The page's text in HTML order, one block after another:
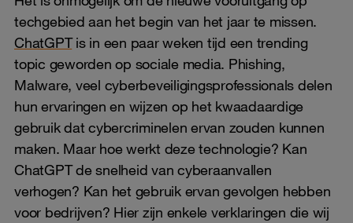
techgebied aan het begin van het jaar te missen.
ChatGPTis in een paar weken tijd een trending
topic geworden op sociale media. Phishing,
Malware, veel cyberbeveiligingsprofessionals delen
hun ervaringen en wijzen op het kwaadaardige
gebruik dat cybercriminelen ervan zouden kunnen
maken. Maar hoe werkt deze technologie? Kan
ChatGPT de snelheid van cyberaanvallen
verhogen? Kan het gebruik ervan gevolgen hebben
voor bedrijven? Hier zijn enkele verklaringen die wij